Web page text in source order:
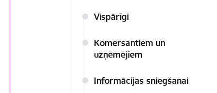
Vispārīgi
Komersantiem un
uzņēmējiem
Informācijas sniegšanai